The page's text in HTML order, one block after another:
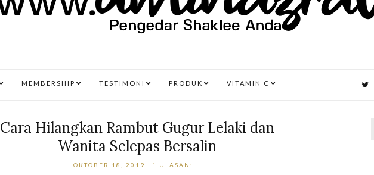
MEMBERSHIP TESTIMONI PRODUK VITAMIN C
Cara Hilangkan Rambut Gugur Lelaki dan
Wanita Selepas Bersalin
OKTOBER 18, 2019 1 ULASAN: